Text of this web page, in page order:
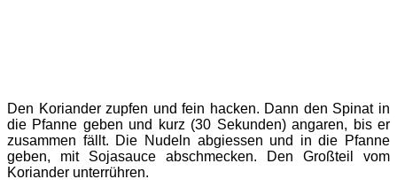
Den Koriander zupfen und fein hacken. Dann den Spinat in
die Pfanne geben und kurz (30 Sekunden) angaren, bis er
zusammen fällt. Die Nudeln abgiessen und in die Pfanne
geben, mit Sojasauce abschmecken. Den Großteil vom
Koriander unterrühren.